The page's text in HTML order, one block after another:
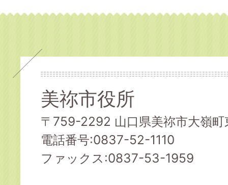
美祢市役所
〒759-2292 山口県美祢市大嶺
電話番号:0837-52-1110
ファックス:0837-53-1959